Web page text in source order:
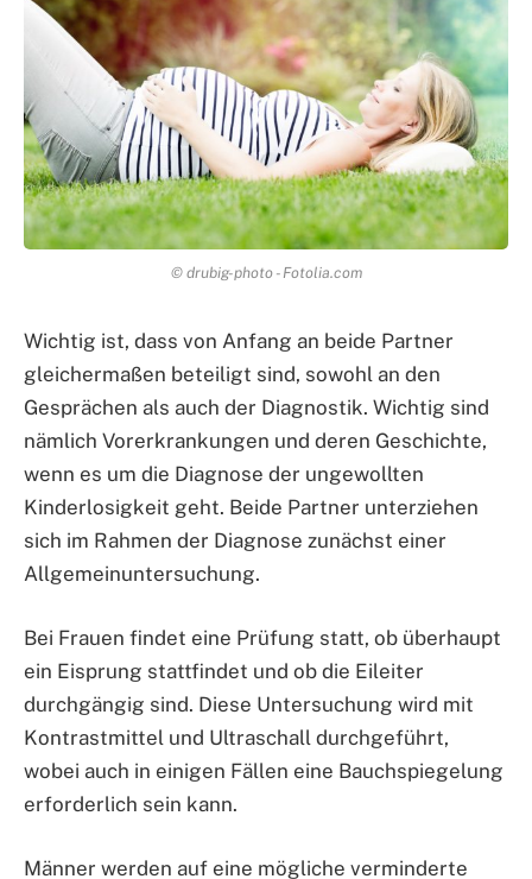
© drubig-photo - Fotolia.com
Wichtig ist, dass von Anfang an beide Partner
gleichermaßen beteiligt sind, sowohl an den
Gesprächen als auch der Diagnostik. Wichtig sind
nämlich Vorerkrankungen und deren Geschichte,
wenn es um die Diagnose der ungewollten
Kinderlosigkeit geht. Beide Partner unterziehen
sich im Rahmen der Diagnose zunächst einer
Allgemeinuntersuchung.
Bei Frauen findet eine Prüfung statt, ob überhaupt
ein Eisprung stattfindet und ob die Eileiter
durchgängig sind. Diese Untersuchung wird mit
Kontrastmittel und Ultraschall durchgeführt,
wobei auch in einigen Fällen eine Bauchspiegelung
erforderlich sein kann.
Männer werden auf eine mögliche verminderte